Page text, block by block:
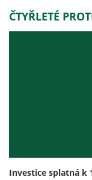
ČTYŘLETÉ
Investice splatná k